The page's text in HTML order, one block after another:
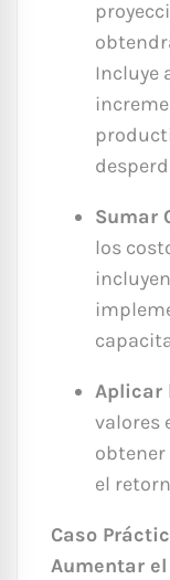
Incluye
Sumar
los
Aplicar
valores
el
Caso
Aumentar el